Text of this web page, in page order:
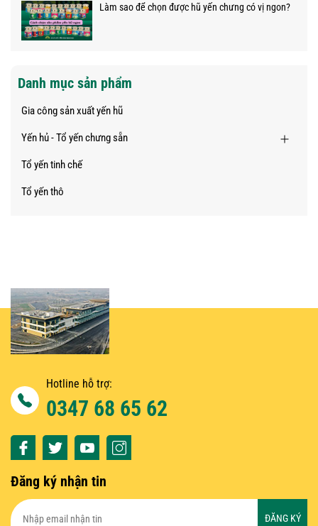
Làm sao để chọn được hũ yến chưng có vị ngon?
Danh mục sản phẩm
Gia công sản xuất yến hũ
Yến hủ - Tổ yến chưng sẵn
Tổ yến tinh chế
Tổ yến thô
Hotline hỗ trợ:
0347 68 65 62
Đăng ký nhận tin
ĐĂNG KÝ